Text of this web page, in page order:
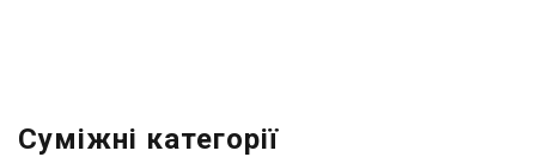
Суміжні категорії